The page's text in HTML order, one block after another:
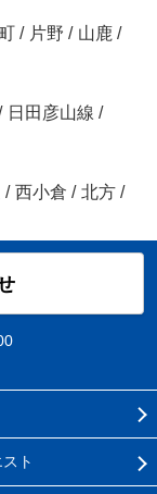
/ 片野 / 山鹿 /
日田彦山線 /
/ 西小倉 / 北方 /
ト